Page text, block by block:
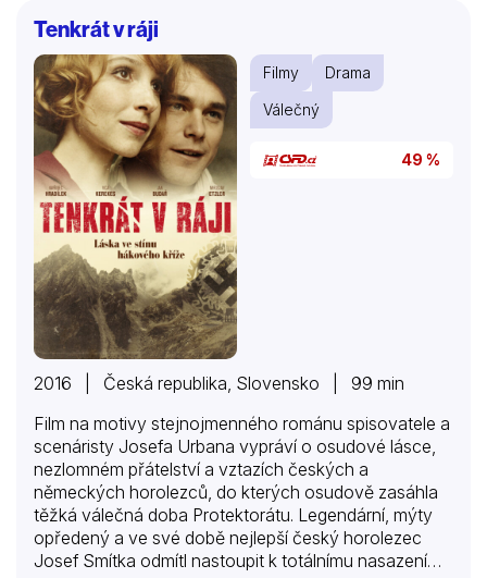
Tenkrát v ráji
Filmy
Drama
Válečný
49 %
2016 | Česká republika, Slovensko | 99 min
Film na motivy stejnojmenného románu spisovatele a
scenáristy Josefa Urbana vypráví o osudové lásce,
nezlomném přátelství a vztazích českých a
německých horolezců, do kterých osudově zasáhla
těžká válečná doba Protektorátu. Legendární, mýty
opředený a ve své době nejlepší český horolezec
Josef Smítka odmítl nastoupit k totálnímu nasazení